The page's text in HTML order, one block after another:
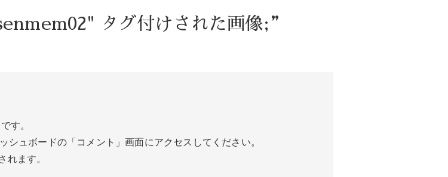
タグ付けされた画像;”
す。
ュボードの「コメント」画面にアクセスしてください。
れます。